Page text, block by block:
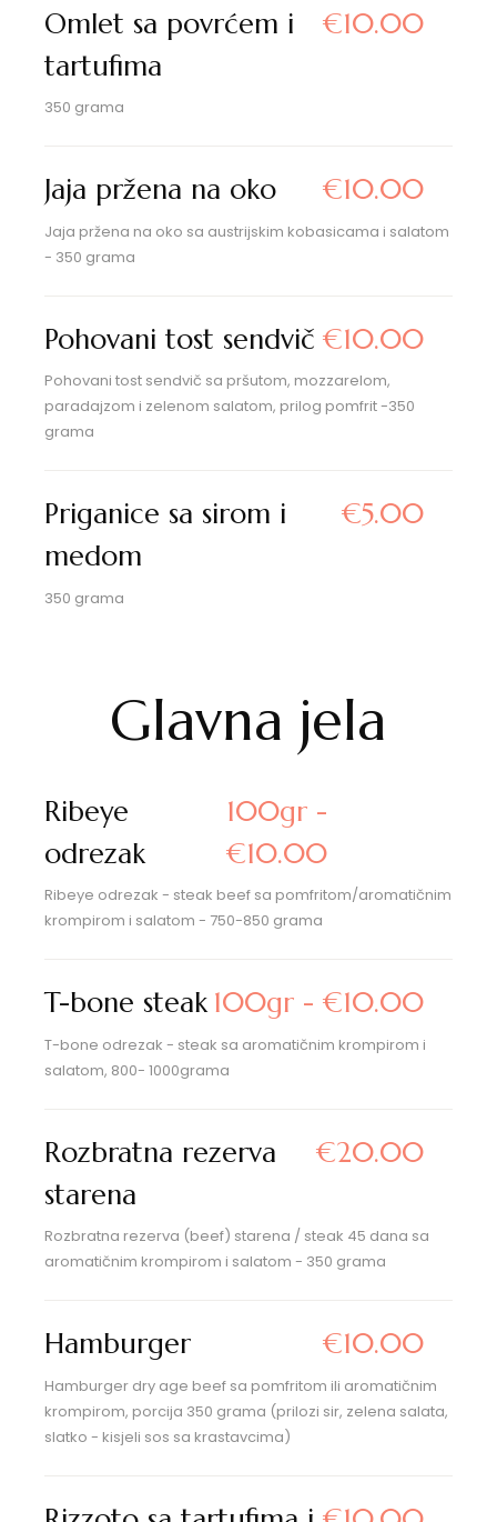
Omlet sa povrćem i
tartufima
€10.00
350 grama
Jaja pržena na oko €10.00
Jaja pržena na oko sa austrijskim kobasicama i salatom
- 350 grama
Pohovani tost sendvič €10.00
Pohovani tost sendvič sa pršutom, mozzarelom,
paradajzom i zelenom salatom, prilog pomfrit -350
grama
Priganice sa sirom i
medom
€5.00
350 grama
Glavna jela
Ribeye
odrezak
100gr -
€10.00
Ribeye odrezak - steak beef sa pomfritom/aromatičnim
krompirom i salatom - 750-850 grama
T-bone steak 100gr - €10.00
T-bone odrezak - steak sa aromatičnim krompirom i
salatom, 800- 1000grama
Rozbratna rezerva
starena
€20.00
Rozbratna rezerva (beef) starena / steak 45 dana sa
aromatičnim krompirom i salatom - 350 grama
Hamburger €10.00
Hamburger dry age beef sa pomfritom ili aromatičnim
krompirom, porcija 350 grama (prilozi sir, zelena salata,
slatko - kisjeli sos sa krastavcima)